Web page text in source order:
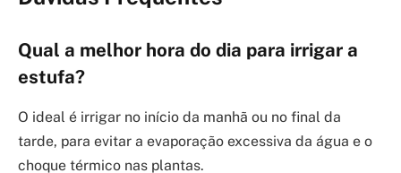
Qual a melhor hora do dia para irrigar a
estufa?
O ideal é irrigar no início da manhã ou no final da
tarde, para evitar a evaporação excessiva da água e o
choque térmico nas plantas.